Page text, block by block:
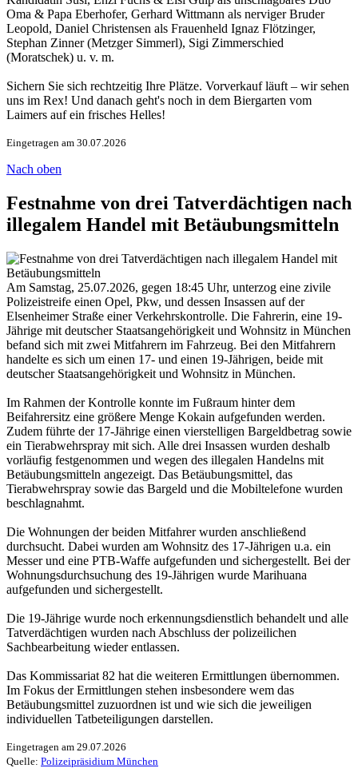
Oma & Papa Eberhofer, Gerhard Wittmann als nerviger Bruder
Leopold, Daniel Christensen als Frauenheld Ignaz Flötzinger,
Stephan Zinner (Metzger Simmerl), Sigi Zimmerschied
(Moratschek) u. v. m.
Sichern Sie sich rechtzeitig Ihre Plätze. Vorverkauf läuft – wir sehen
uns im Rex! Und danach geht's noch in dem Biergarten vom
Laimers auf ein frisches Helles!
Eingetragen am 30.07.2026
Nach oben
Festnahme von drei Tatverdächtigen nach
illegalem Handel mit Betäubungsmitteln
Am Samstag, 25.07.2026, gegen 18:45 Uhr, unterzog eine zivile
Polizeistreife einen Opel, Pkw, und dessen Insassen auf der
Elsenheimer Straße einer Verkehrskontrolle. Die Fahrerin, eine 19-
Jährige mit deutscher Staatsangehörigkeit und Wohnsitz in München
befand sich mit zwei Mitfahrern im Fahrzeug. Bei den Mitfahrern
handelte es sich um einen 17- und einen 19-Jährigen, beide mit
deutscher Staatsangehörigkeit und Wohnsitz in München.
Im Rahmen der Kontrolle konnte im Fußraum hinter dem
Beifahrersitz eine größere Menge Kokain aufgefunden werden.
Zudem führte der 17-Jährige einen vierstelligen Bargeldbetrag sowie
ein Tierabwehrspray mit sich. Alle drei Insassen wurden deshalb
vorläufig festgenommen und wegen des illegalen Handelns mit
Betäubungsmitteln angezeigt. Das Betäubungsmittel, das
Tierabwehrspray sowie das Bargeld und die Mobiltelefone wurden
beschlagnahmt.
Die Wohnungen der beiden Mitfahrer wurden anschließend
durchsucht. Dabei wurden am Wohnsitz des 17-Jährigen u.a. ein
Messer und eine PTB-Waffe aufgefunden und sichergestellt. Bei der
Wohnungsdurchsuchung des 19-Jährigen wurde Marihuana
aufgefunden und sichergestellt.
Die 19-Jährige wurde noch erkennungsdienstlich behandelt und alle
Tatverdächtigen wurden nach Abschluss der polizeilichen
Sachbearbeitung wieder entlassen.
Das Kommissariat 82 hat die weiteren Ermittlungen übernommen.
Im Fokus der Ermittlungen stehen insbesondere wem das
Betäubungsmittel zuzuordnen ist und wie sich die jeweiligen
individuellen Tatbeteiligungen darstellen.
Eingetragen am 29.07.2026
Quelle: Polizeipräsidium München